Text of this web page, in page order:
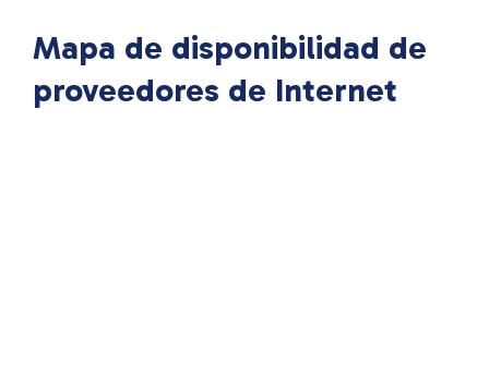
Mapa de disponibilidad de
proveedores de Internet